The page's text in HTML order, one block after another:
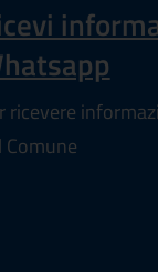
ricevere
Comune